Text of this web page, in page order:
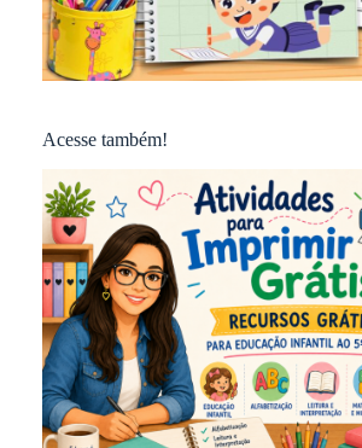
Acesse também!